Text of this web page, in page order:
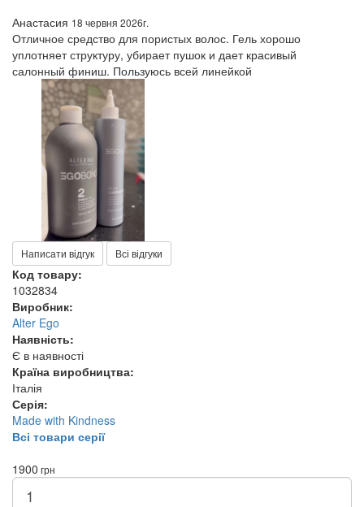
Анастасия 18 червня 2026г.
Отличное средство для пористых волос. Гель хорошо
уплотняет структуру, убирает пушок и дает красивый
салонный финиш. Пользуюсь всей линейкой
Написати відгук Всі відгуки
Код товару:
1032834
Виробник:
Alter Ego
Наявність:
Є в наявності
Країна виробництва:
Італія
Серія:
Made with Kindness
Всі товари серії
1900 грн